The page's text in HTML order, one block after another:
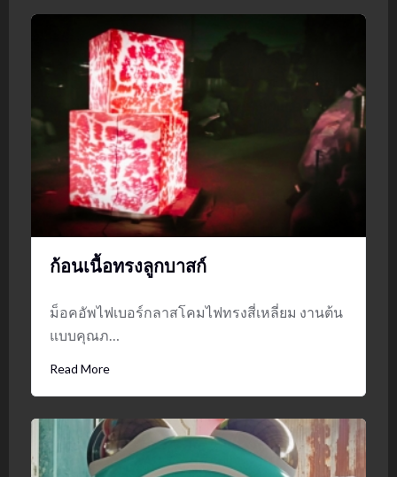
ก้อนเนื้อทรงลูกบาสก์
ม็อคอัพไฟเบอร์กลาสโคมไฟทรงสี่เหลี่ยม งานต้น
แบบคุณภ…
Read More